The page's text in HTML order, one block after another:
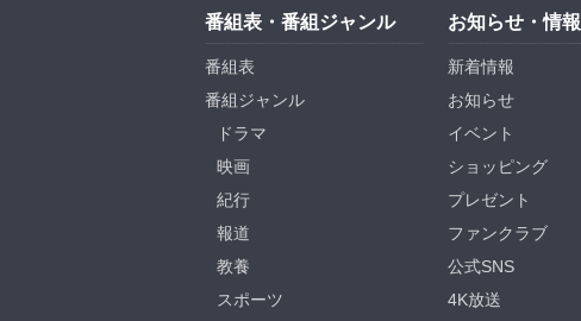
番組表・番組ジャンル
番組表
番組ジャンル
ドラマ
映画
紀行
報道
教養
スポーツ
お知らせ・情報
新着情報
お知らせ
イベント
ショッピング
プレゼント
ファンクラブ
公式SNS
4K放送